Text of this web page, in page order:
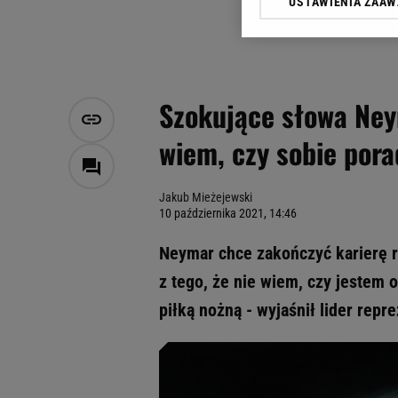
Szokujące słowa
wiem, czy sobie
Jakub Mieżejewski
10 października 2021, 14:46
Neymar chce zakończyć
z tego, że nie wiem, czy jestem
piłką nożną - wyjaśnił lider
Klikając „Akceptuję”
Zaufanych Partnerów i
My, nasi Zaufani
Przechowywanie
badnie odbiorców i